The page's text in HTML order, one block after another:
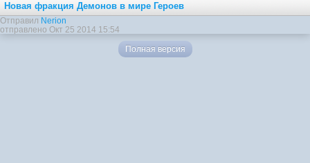
Новая фракция Демонов в мире Героев
Отправил Nerion
отправлено Окт 25 2014 15:54
Полная версия